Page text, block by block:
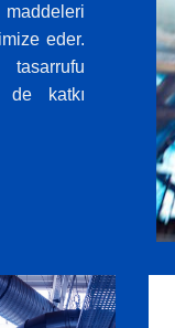
eder.
de katkı